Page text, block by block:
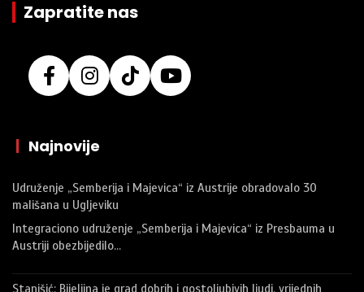
Zapratite nas
| Najnovije
Udruženje „Semberija i Majevica“ iz Austrije obradovalo 30
mališana u Ugljeviku
Integraciono udruženje „Semberija i Majevica“ iz Presbauma u
Austriji obezbijedilo…
Stanišić: Bijeljina je grad dobrih i gostoljubivih ljudi, vrijednih